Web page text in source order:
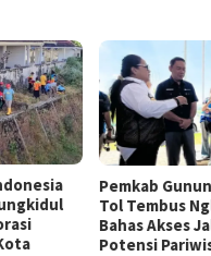
Pemkab
Tol Tembus
Bahas Akses
Potensi